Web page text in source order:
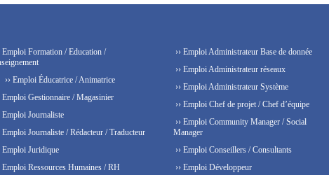
Emploi Formation / Education /
›› Emploi Éducatrice / Animatrice
Emploi Gestionnaire / Magasinier
Emploi Journaliste
Emploi Journaliste / Rédacteur / Traducteur
Emploi Juridique
Emploi Ressources Humaines / RH
›› Emploi Administrateur Base de donnée
›› Emploi Administrateur réseaux
›› Emploi Administrateur Système
›› Emploi Chef de projet / Chef d’équipe
›› Emploi Community Manager / Social
Manager
›› Emploi Conseillers / Consultants
›› Emploi Développeur